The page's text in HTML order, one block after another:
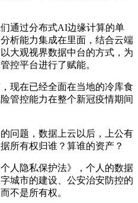
过分布式AI边缘计算的单
析能力集成在里面，结合云端
大观视界数据中台的方式，为
控平台进行了赋能。
在已经全面在当地的冷库食
管控能力在整个新冠疫情期间
题，数据上云以后，上公有
所有权归谁？算谁的资产？
隐私保护法》，个人的数据
城市的建设、公安治安防控的
不是所有权。